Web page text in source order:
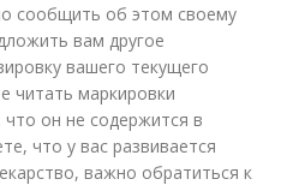
сообщить об этом своему
вам другое
вашего текущего
читать маркировки
он не содержится в
что у вас развивается
важно обратиться к